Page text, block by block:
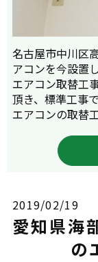
名古屋市中川区
アコンを今設置
エアコン取替工
頂き、標準工事
エアコンの取替
2019/02/19
愛知県海
の